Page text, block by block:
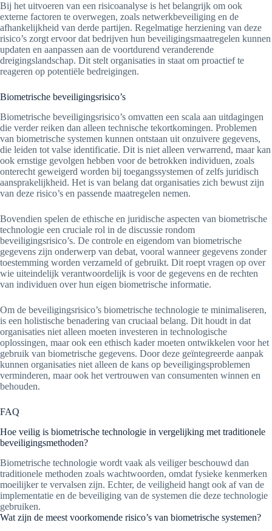
Bij het uitvoeren van een risicoanalyse is het belangrijk om ook
externe factoren te overwegen, zoals netwerkbeveiliging en de
afhankelijkheid van derde partijen. Regelmatige herziening van deze
risico’s zorgt ervoor dat bedrijven hun beveiligingsmaatregelen kunnen
updaten en aanpassen aan de voortdurend veranderende
dreigingslandschap. Dit stelt organisaties in staat om proactief te
reageren op potentiële bedreigingen.
Biometrische beveiligingsrisico’s
Biometrische beveiligingsrisico’s omvatten een scala aan uitdagingen
die verder reiken dan alleen technische tekortkomingen. Problemen
van biometrische systemen kunnen ontstaan uit onzuivere gegevens,
die leiden tot valse identificatie. Dit is niet alleen verwarrend, maar kan
ook ernstige gevolgen hebben voor de betrokken individuen, zoals
onterecht geweigerd worden bij toegangssystemen of zelfs juridisch
aansprakelijkheid. Het is van belang dat organisaties zich bewust zijn
van deze risico’s en passende maatregelen nemen.
Bovendien spelen de ethische en juridische aspecten van biometrische
technologie een cruciale rol in de discussie rondom
beveiligingsrisico’s. De controle en eigendom van biometrische
gegevens zijn onderwerp van debat, vooral wanneer gegevens zonder
toestemming worden verzameld of gebruikt. Dit roept vragen op over
wie uiteindelijk verantwoordelijk is voor de gegevens en de rechten
van individuen over hun eigen biometrische informatie.
Om de beveiligingsrisico’s biometrische technologie te minimaliseren,
is een holistische benadering van cruciaal belang. Dit houdt in dat
organisaties niet alleen moeten investeren in technologische
oplossingen, maar ook een ethisch kader moeten ontwikkelen voor het
gebruik van biometrische gegevens. Door deze geïntegreerde aanpak
kunnen organisaties niet alleen de kans op beveiligingsproblemen
verminderen, maar ook het vertrouwen van consumenten winnen en
behouden.
FAQ
Hoe veilig is biometrische technologie in vergelijking met traditionele
beveiligingsmethoden?
Biometrische technologie wordt vaak als veiliger beschouwd dan
traditionele methoden zoals wachtwoorden, omdat fysieke kenmerken
moeilijker te vervalsen zijn. Echter, de veiligheid hangt ook af van de
implementatie en de beveiliging van de systemen die deze technologie
gebruiken.
Wat zijn de meest voorkomende risico’s van biometrische systemen?